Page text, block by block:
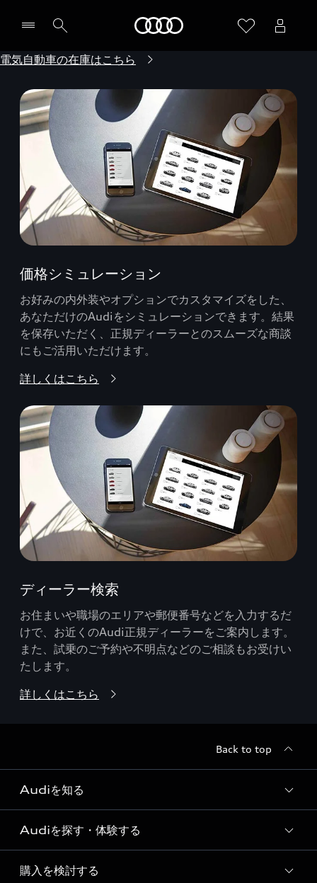
電気自動車の在庫はこちら
価格シミュレーション
お好みの内外装やオプションでカスタマイズをした、
あなただけのAudiをシミュレーションできます。結果
を保存いただく、正規ディーラーとのスムーズな商談
にもご活用いただけます。
詳しくはこちら
ディーラー検索
お住まいや職場のエリアや郵便番号などを入力するだ
けで、お近くのAudi正規ディーラーをご案内します。
また、試乗のご予約や不明点などのご相談もお受けい
たします。
詳しくはこちら
Back to top
Audiを知る
Audi ブランド
Story of Progress
Audiを探す・体験する
ディーラー検索
購入を検討する